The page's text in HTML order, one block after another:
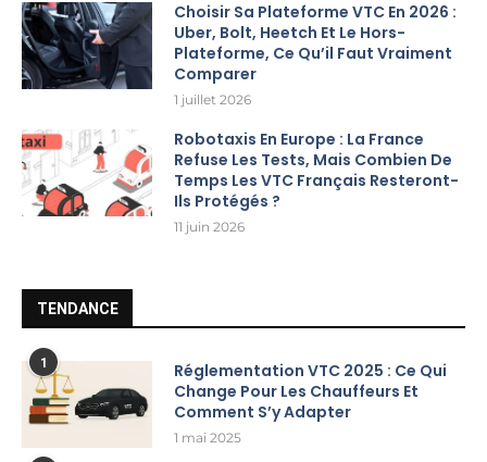
Choisir Sa Plateforme VTC En 2026 :
Uber, Bolt, Heetch Et Le Hors-
Plateforme, Ce Qu’il Faut Vraiment
Comparer
1 juillet 2026
Robotaxis En Europe : La France
Refuse Les Tests, Mais Combien De
Temps Les VTC Français Resteront-
Ils Protégés ?
11 juin 2026
TENDANCE
1
Réglementation VTC 2025 : Ce Qui
Change Pour Les Chauffeurs Et
Comment S’y Adapter
1 mai 2025